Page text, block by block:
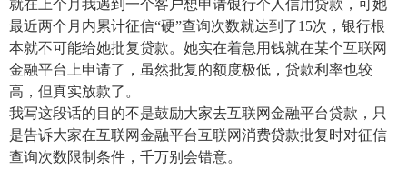
就在上个月我遇到一个客户想申请银行个人信用贷款，可她
最近两个月内累计征信“硬”查询次数就达到了15次，银行根
本就不可能给她批复贷款。她实在着急用钱就在某个互联网
金融平台上申请了，虽然批复的额度极低，贷款利率也较
高，但真实放款了。
我写这段话的目的不是鼓励大家去互联网金融平台贷款，只
是告诉大家在互联网金融平台互联网消费贷款批复时对征信
查询次数限制条件，千万别会错意。